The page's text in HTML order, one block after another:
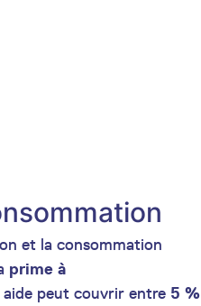
et la consommation
prime à
peut couvrir entre 5 %